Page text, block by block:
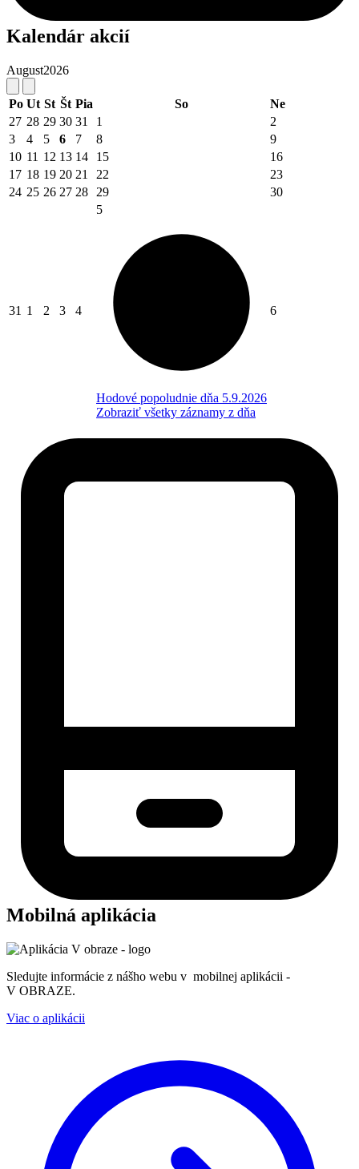
Kalendár akcií
August2026
Po Ut St Št Pia So
Ne
27 28 29 30 31 1
2
3
4 5 6 7 8
9
10 11 12 13 14 15
16
17 18 19 20 21 22
23
24 25 26 27 28 29 30
31 1 2 3 4
5
Hodové popoludnie dňa 5.9.2026
Zobraziť všetky záznamy z dňa
6
Mobilná aplikácia
Sledujte informácie z nášho webu v mobilnej aplikácii -
V OBRAZE.
Viac o aplikácii